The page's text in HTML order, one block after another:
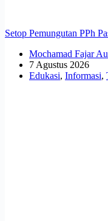
Setop Pemungutan PPh
Mochamad Fajar
7 Agustus 2026
Edukasi, Informasi,